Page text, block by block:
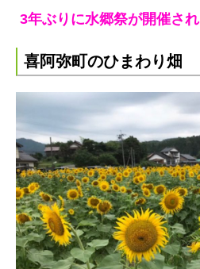
3年ぶりに水郷祭が開催さ
喜阿弥町のひまわり畑